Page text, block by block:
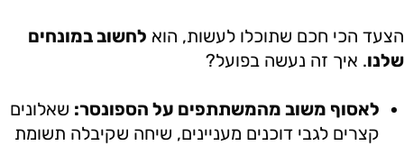
הצעד הכי חכם שתוכלו לעשות, הוא לחשוב במונחים
שלנו. איך זה נעשה בפועל?
לאסוף משוב מהמשתתפים על הספונסר: שאלונים
קצרים לגבי דוכנים מעניינים, שיחה שקיבלה תשומת